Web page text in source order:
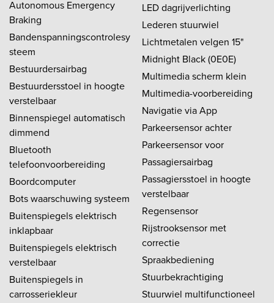
Autonomous Emergency
Braking
Bandenspanningscontrolesy
steem
Bestuurdersairbag
Bestuurdersstoel in hoogte
verstelbaar
Binnenspiegel automatisch
dimmend
Bluetooth
telefoonvoorbereiding
Boordcomputer
Bots waarschuwing systeem
Buitenspiegels elektrisch
inklapbaar
Buitenspiegels elektrisch
verstelbaar
Buitenspiegels in
carrosseriekleur
LED dagrijverlichting
Lederen stuurwiel
Lichtmetalen velgen 15"
Midnight Black (0E0E)
Multimedia scherm klein
Multimedia-voorbereiding
Navigatie via App
Parkeersensor achter
Parkeersensor voor
Passagiersairbag
Passagiersstoel in hoogte
verstelbaar
Regensensor
Rijstrooksensor met
correctie
Spraakbediening
Stuurbekrachtiging
Stuurwiel multifunctioneel